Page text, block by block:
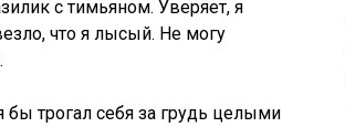
с тимьяном. Уверяет, я
что я лысый. Не могу
бы трогал себя за грудь целыми